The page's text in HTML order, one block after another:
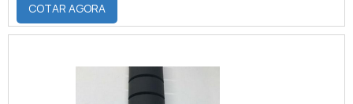
confiável e inovadora. Ao investir em rodas
de poliuretano, você está colocando suas
mobilidade eficiente e sustentável.
COTAR AGORA